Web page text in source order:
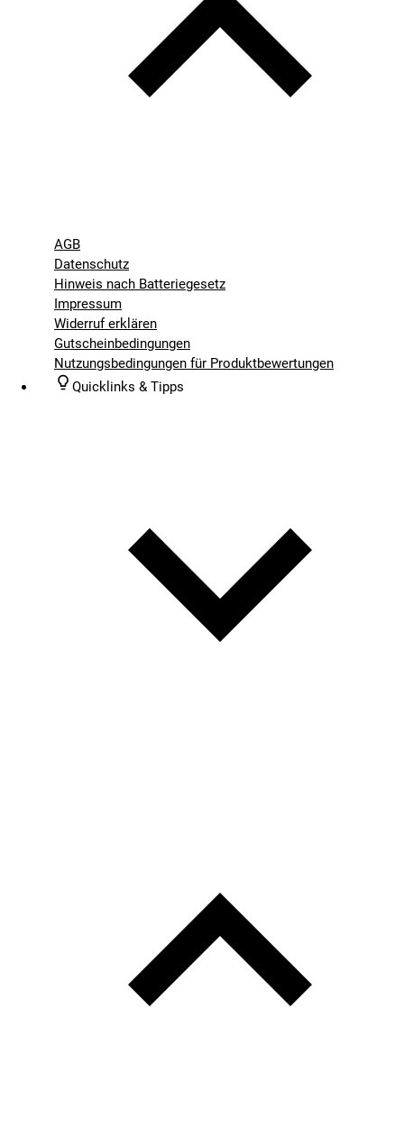
AGB
Datenschutz
Hinweis nach Batteriegesetz
Impressum
Widerruf erklären
Gutscheinbedingungen
Nutzungsbedingungen für Produktbewertungen
Quicklinks & Tipps